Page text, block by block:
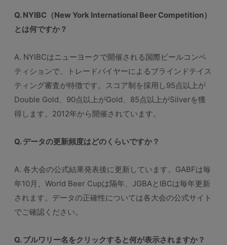
Q. NYIBC（New York International Beer Competition）
とは何ですか？
A. NYIBCはニューヨークで開催される国際ビールコンペ
ティションで、トレードバイヤーによるブラインドテイス
ティング審査が特徴です。スコア制を採用し95点以上が
Double Gold、90点以上がGold、85点以上がSilverを獲
得します。2012年から開催されています。
Q. データの更新頻度はどのくらいですか？
A. 各大会の公式結果発表後に更新しています。GABFは毎
年10月、World Beer Cupは隔年、JGBAとIBCは毎年更新
されます。データの正確性については各大会の公式サイト
でご確認ください。
Q. ブルワリー名をクリックすると何が表示されますか？